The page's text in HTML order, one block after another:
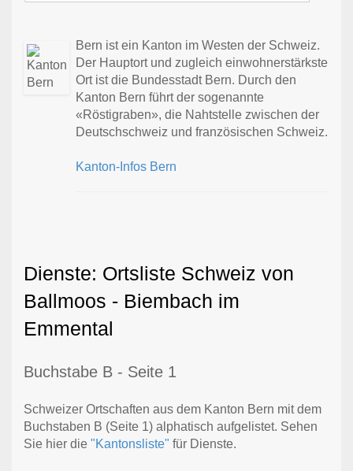
Bern ist ein Kanton im Westen der Schweiz.
Der Hauptort und zugleich einwohnerstärkste
Ort ist die Bundesstadt Bern. Durch den
Kanton Bern führt der sogenannte
«Röstigraben», die Nahtstelle zwischen der
Deutschschweiz und französischen Schweiz.
Kanton-Infos Bern
Dienste: Ortsliste Schweiz von
Ballmoos - Biembach im
Emmental
Buchstabe B - Seite 1
Schweizer Ortschaften aus dem Kanton Bern mit dem
Buchstaben B (Seite 1) alphatisch aufgelistet. Sehen
Sie hier die "Kantonsliste" für Dienste.